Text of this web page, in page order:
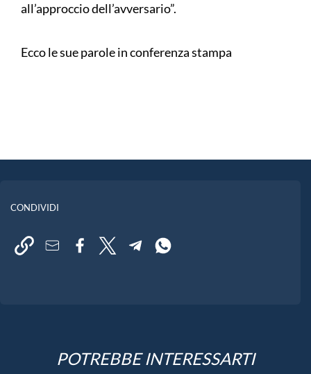
all’approccio dell’avversario”.
Ecco le sue parole in conferenza stampa
CONDIVIDI
POTREBBE INTERESSARTI